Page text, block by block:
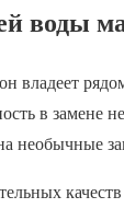
воды
владеет
в замене
необычные
качеств